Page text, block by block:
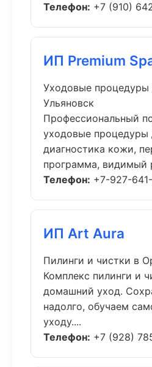
Телефон: +7 (910)
ИП Premium
Уходовые процедуры
Ульяновск
Профессиональный
уходовые процедуры
диагностика кожи,
программа, видимый
Телефон: +7-927-
ИП Art Aura
Пилинги и чистки в
Комплекс пилинги и
домашний уход.
надолго, обучаем
уходу....
Телефон: +7 (928)